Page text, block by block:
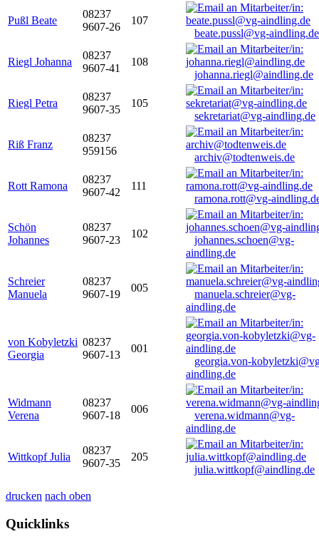
Pußl Beate
08237
9607-26
107
beate.pussl@vg-aindling.de
Riegl Johanna
08237
9607-41
108
johanna.riegl@aindling.de
Riegl Petra
08237
9607-35
105
sekretariat@vg-aindling.de
Riß Franz
08237
959156
archiv@todtenweis.de
Rott Ramona
08237
9607-42
111
ramona.rott@vg-
Schön
Johannes
08237
9607-23
102
johannes.schoen@vg-
aindling.de
Schreier
Manuela
08237
9607-19
005
manuela.schreier@vg-
aindling.de
von Kobyletzki
Georgia
08237
9607-13
001
georgia.von-
aindling.de
Widmann
Verena
08237
9607-18
006
verena.widmann@vg-
aindling.de
Wittkopf Julia
08237
9607-35
205
julia.wittkopf@aindling.de
drucken nach oben
Quicklinks